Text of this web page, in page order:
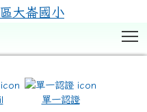
單一認證